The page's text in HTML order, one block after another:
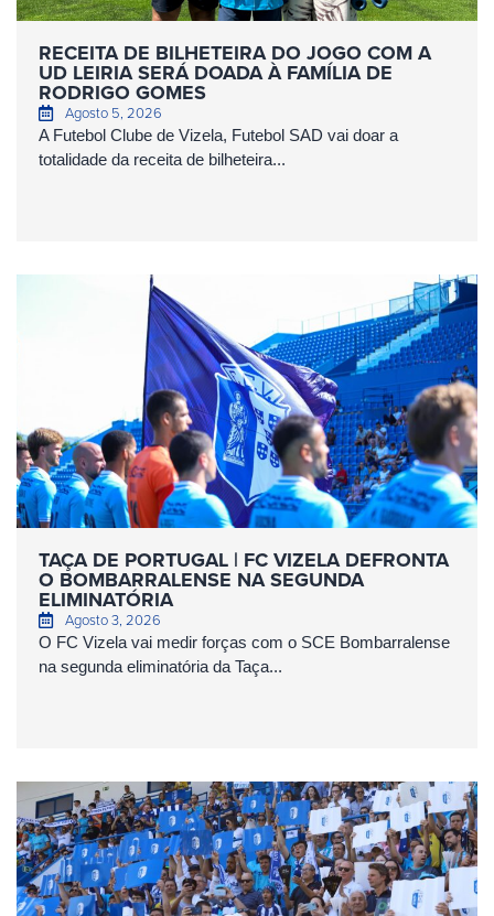
RECEITA DE BILHETEIRA DO JOGO COM A
UD LEIRIA SERÁ DOADA À FAMÍLIA DE
RODRIGO GOMES
Agosto 5, 2026
A Futebol Clube de Vizela, Futebol SAD vai doar a
totalidade da receita de bilheteira...
TAÇA DE PORTUGAL | FC VIZELA DEFRONTA
O BOMBARRALENSE NA SEGUNDA
ELIMINATÓRIA
Agosto 3, 2026
O FC Vizela vai medir forças com o SCE Bombarralense
na segunda eliminatória da Taça...